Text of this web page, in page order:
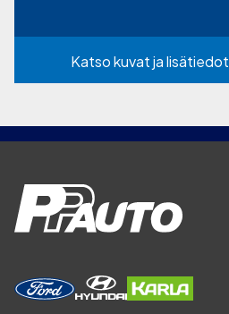
Katso kuvat ja lisätiedot